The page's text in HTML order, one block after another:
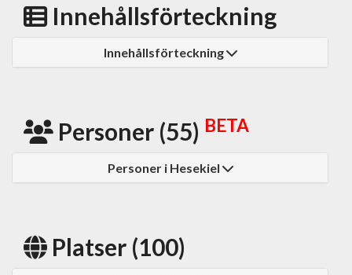
Innehållsförteckning
Innehållsförteckning
Personer (55) BETA
Personer i Hesekiel
Platser (100)